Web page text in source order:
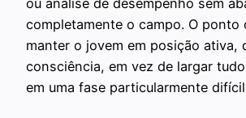
completamente o campo. O ponto
manter o jovem em posição ativa,
consciência, em vez de largar
em uma fase particularmente